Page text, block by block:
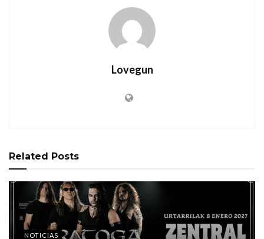
Lovegun
Related Posts
NOTICIAS